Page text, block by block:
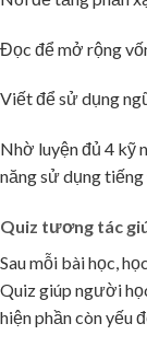
Đọc để mở rộng
Viết để sử dụng
Nhờ luyện đủ 4 kỹ
năng sử dụng
Quiz tương tác
Sau mỗi bài học,
Quiz giúp người
hiện phần còn yếu